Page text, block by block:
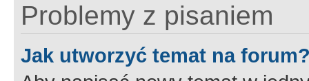
Problemy z pisaniem
Jak utworzyć temat na